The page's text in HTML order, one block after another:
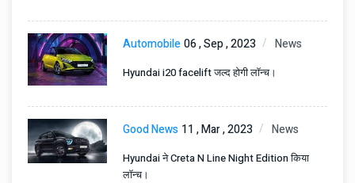
Automobile06 , Sep , 2023 News
Hyundai i20 facelift जल्द होगी लॉन्च।
Good News 11 , Mar , 2023 News
Hyundai ने Creta N Line Night Edition किया
लॉन्च।